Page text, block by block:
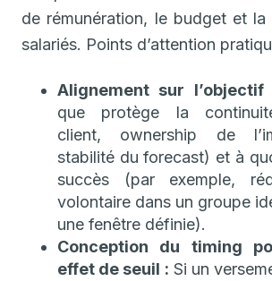
de rémunération, le budget et
salariés. Points d’attention
Alignement sur l’objectif
que protège la
client, ownership de
stabilité du forecast) et à
succès (par exemple,
volontaire dans un groupe
une fenêtre définie).
Conception du timing
effet de seuil : Si un